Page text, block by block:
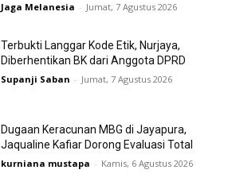
Jaga Melanesia - Jumat, 7 Agustus 2026
Terbukti Langgar Kode Etik, Nurjaya,
Diberhentikan BK dari Anggota DPRD
Supanji Saban - Jumat, 7 Agustus 2026
Dugaan Keracunan MBG di Jayapura,
Jaqualine Kafiar Dorong Evaluasi Total
kurniana mustapa - Kamis, 6 Agustus 2026